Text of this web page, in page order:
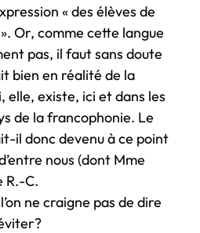
« des élèves de
Or, comme cette langue
pas, il faut sans doute
bien en réalité de la
elle, existe, ici et dans les
de la francophonie. Le
il donc devenu à ce point
nous (dont Mme
R.-C.
ne craigne pas de dire